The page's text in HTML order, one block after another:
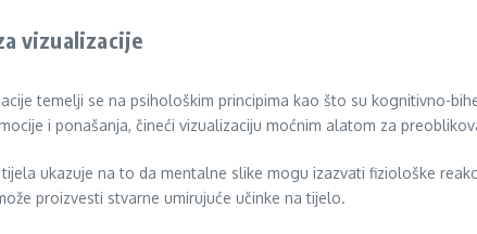
vizualizacije
temelji se na psihološkim principima kao što su kognitivno-
i ponašanja, čineći vizualizaciju moćnim alatom za
ukazuje na to da mentalne slike mogu izazvati fiziološke
proizvesti stvarne umirujuće učinke na tijelo.